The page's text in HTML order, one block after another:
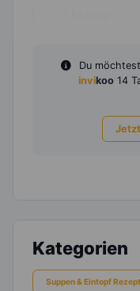
Du
invikoo 14
Kategorien
Suppen & Eintopf